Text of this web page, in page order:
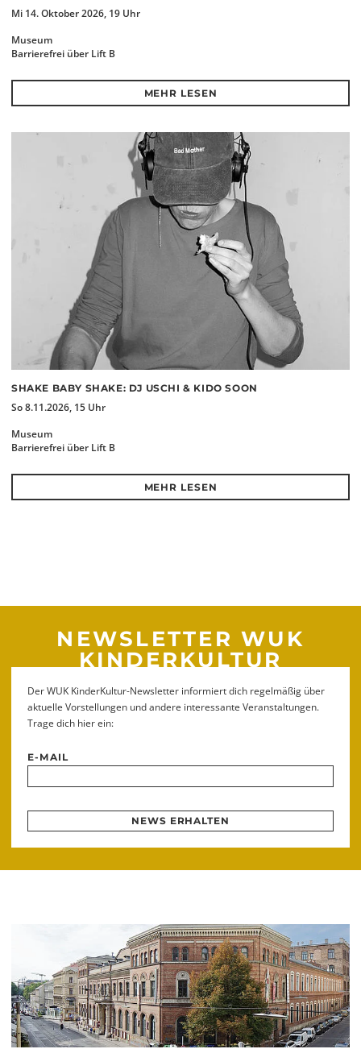
Mi 14. Oktober 2026, 19 Uhr
Museum
Barrierefrei über Lift B
MEHR LESEN
SHAKE BABY SHAKE: DJ USCHI & KIDO SOON
So 8.11.2026, 15 Uhr
Museum
Barrierefrei über Lift B
MEHR LESEN
NEWSLETTER WUK
KINDERKULTUR
Der WUK KinderKultur-Newsletter informiert dich regelmäßig über
aktuelle Vorstellungen und andere interessante Veranstaltungen.
Trage dich hier ein:
E-MAIL
NEWS ERHALTEN